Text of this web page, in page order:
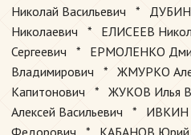
Николай Васильевич *
Николаевич * ЕЛИСЕЕВ
Сергеевич * ЕРМОЛЕНКО
Владимирович * ЖМУРКО
Капитонович * ЖУКОВ Илья
Алексей Васильевич * ИВКИН
Федорович * КАБАНОВ Юрий